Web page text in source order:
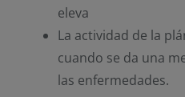
eleva
La actividad de la
cuando se da una
las enfermedades.